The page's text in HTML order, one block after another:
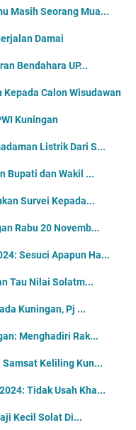
Masih Seorang Mua...
Damai
Bendahara UP...
Kepada Calon Wisudawan
Kuningan
Listrik Dari S...
Bupati dan Wakil ...
Survei Kepada...
Rabu 20 Novemb...
Sesuci Apapun Ha...
Tau Nilai Solatm...
Kuningan, Pj ...
Menghadiri Rak...
Keliling Kun...
Tidak Usah Kha...
Kecil Solat Di...